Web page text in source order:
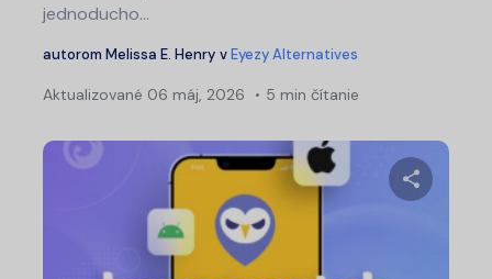
jednoducho...
autorom Melissa E. Henry vEyezy Alternatives
Aktualizované 06 máj, 2026 5 min čítanie